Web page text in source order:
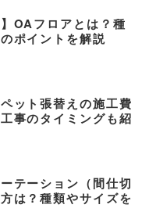
】OAフロアとは？種
ポイントを解説
ット張替えの施工費
事のタイミングも紹
テーション（間仕切
は？種類やサイズを